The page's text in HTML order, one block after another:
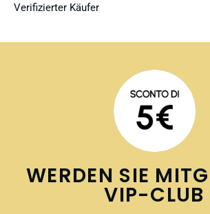
Verifizierter Käufer
WERDEN SIE
VIP-CLUB